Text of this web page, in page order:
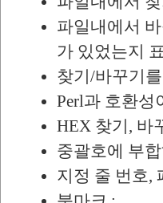
파일내에서
가 있었는지
찾기/바꾸기
Perl과 호환성
HEX 찾기, 바
중괄호에 부
지정 줄 번호,